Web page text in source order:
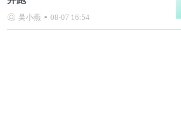
吴小燕 08-07 16:54